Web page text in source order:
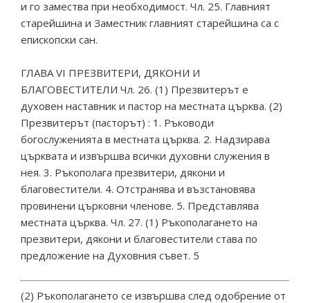
и го замества при необходимост. Чл. 25. Главният
старейшина и Заместник главният старейшина са с
епископски сан.
ГЛАВА VI ПРЕЗВИТЕРИ, ДЯКОНИ И
БЛАГОВЕСТИТЕЛИ Чл. 26. (1) Презвитерът е
духовен наставник и пастор на местната църква. (2)
Презвитерът (пасторът) : 1. Ръководи
богослуженията в местната църква. 2. Надзирава
църквата и извършва всички духовни служения в
нея. 3. Ръкополага презвитери, дякони и
благовестители. 4. Отстранява и възстановява
провинени църковни членове. 5. Представлява
местната църква. Чл. 27. (1) Ръкополагането на
презвитери, дякони и благовестители става по
предложение на Духовния съвет. 5
(2) Ръкополагането се извършва след одобрение от